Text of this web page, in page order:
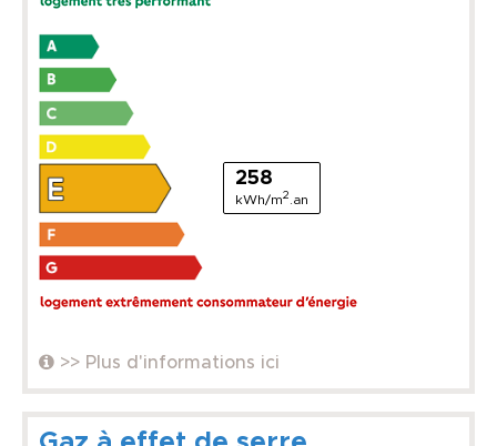
258
kWh/m2 .an
>> Plus d'informations ici